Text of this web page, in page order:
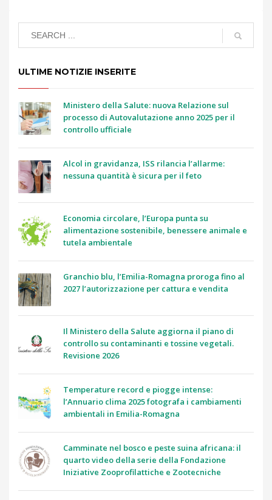
ULTIME NOTIZIE INSERITE
Ministero della Salute: nuova Relazione sul
processo di Autovalutazione anno 2025 per il
controllo ufficiale
Alcol in gravidanza, ISS rilancia l’allarme:
nessuna quantità è sicura per il feto
Economia circolare, l’Europa punta su
alimentazione sostenibile, benessere animale e
tutela ambientale
Granchio blu, l’Emilia-Romagna proroga fino al
2027 l’autorizzazione per cattura e vendita
Il Ministero della Salute aggiorna il piano di
controllo su contaminanti e tossine vegetali.
Revisione 2026
Temperature record e piogge intense:
l’Annuario clima 2025 fotografa i cambiamenti
ambientali in Emilia-Romagna
Camminate nel bosco e peste suina africana: il
quarto video della serie della Fondazione
Iniziative Zooprofilattiche e Zootecniche